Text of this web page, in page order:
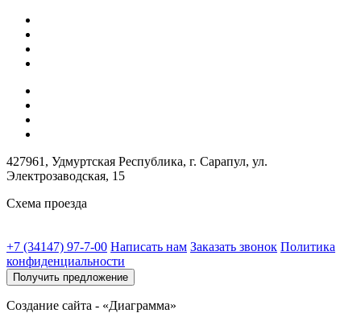
427961, Удмуртская Республика, г. Сарапул, ул.
Электрозаводская, 15
Схема проезда
+7 (34147) 97-7-00 Написать нам Заказать звонок Политика
конфиденциальности
Получить предложение
Создание сайта - «Диаграмма»